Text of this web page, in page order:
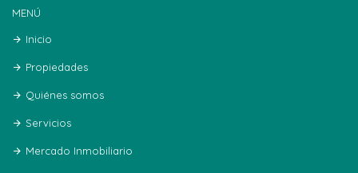
MENÚ
Inicio
Propiedades
Quiénes somos
Servicios
Mercado Inmobiliario